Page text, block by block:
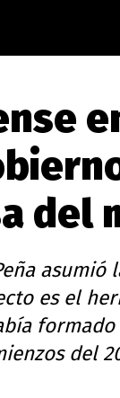
del
asumió
es el
del